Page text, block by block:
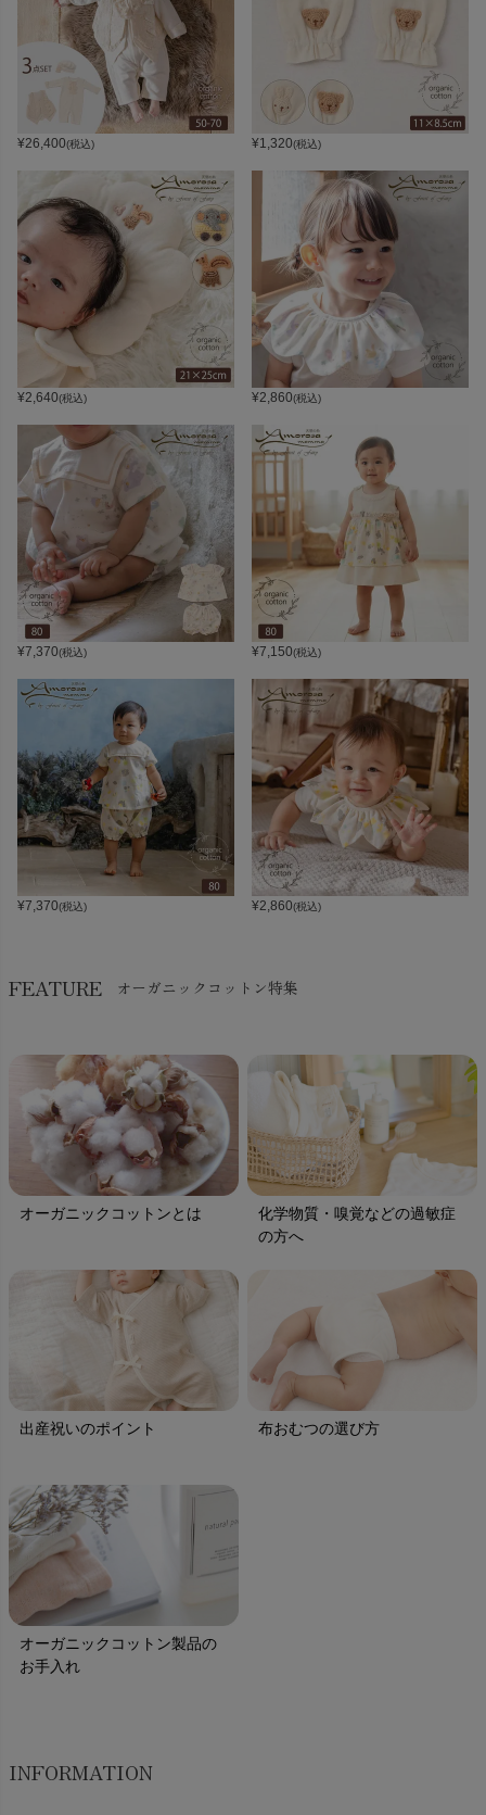
¥26,400(税込) ¥1,320(税込)
¥2,640(税込) ¥2,860(税込)
¥7,370(税込) ¥7,150(税込)
¥7,370(税込) ¥2,860(税込)
FEATURE オーガニックコットン特集
オーガニックコットンとは
化学物質・嗅覚などの過敏症
の方へ
出産祝いのポイント 布おむつの選び方
オーガニックコットン製品の
お手入れ
INFORMATION